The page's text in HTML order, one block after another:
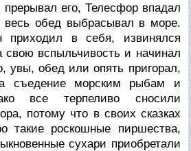
его, Телесфор впадал
обед выбрасывал в море.
приходил в себя, извинялся
свою вспыльчивость и начинал
увы, обед или опять пригорал,
съедение морским рыбам и
все терпеливо сносили
потому что в своих сказках
такие роскошные пиршества,
сухари приобретали